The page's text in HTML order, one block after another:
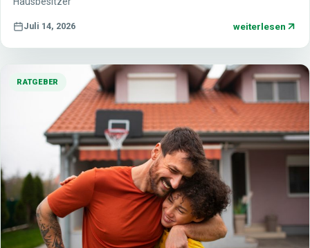
Juli 14, 2026 weiterlesen
RATGEBER